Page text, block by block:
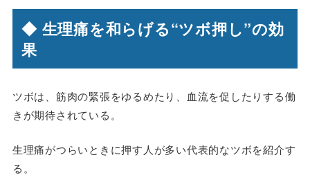
◆ 生理痛を和らげる“ツボ押し”の効
果
ツボは、筋肉の緊張をゆるめたり、血流を促したりする働
きが期待されている。
生理痛がつらいときに押す人が多い代表的なツボを紹介す
る。